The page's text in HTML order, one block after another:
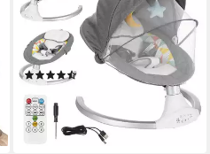
Babywippe 5 Gänge, mit
Esstisch, bluetooth Musik,
Moskitonetz und Spielzeug,
max. 9kg
-45%
lieferbar - in 3-4 Werktagen bei dir